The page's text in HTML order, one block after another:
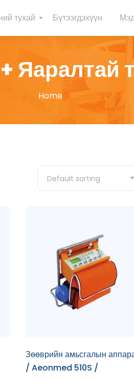
тухай Бүтээгдэхүүн
+ Яаралтай
Home
Default sorting
Зөөврийн амьсгалын
/ Aeonmed 510S /